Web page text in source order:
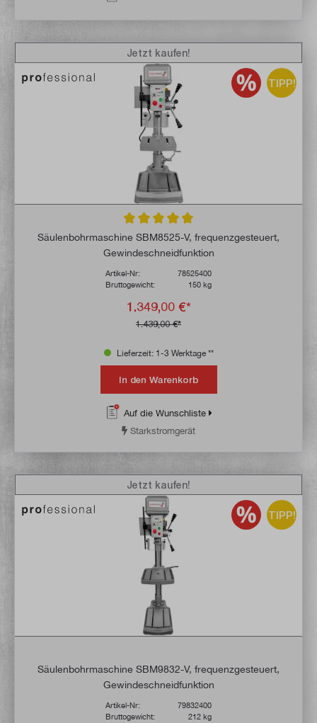
TIPP!
Durchschnittliche Bewertung von 5 von 5
Säulenbohrmaschine SBM8525-V, frequenzgesteuert,
Gewindeschneidfunktion
Artikel-Nr:
78525400
Bruttogewicht:
150 kg
1.349,00 €*
1.439,00 €*
Jetzt kaufen!
Lieferzeit: 1-3 Werktage **
In den Warenkorb
Auf die Wunschliste
Starkstromgerät
TIPP!
Säulenbohrmaschine SBM9832-V, frequenzgesteuert,
Gewindeschneidfunktion
Artikel-Nr:
79832400
Bruttogewicht:
212 kg
Jetzt kaufen!